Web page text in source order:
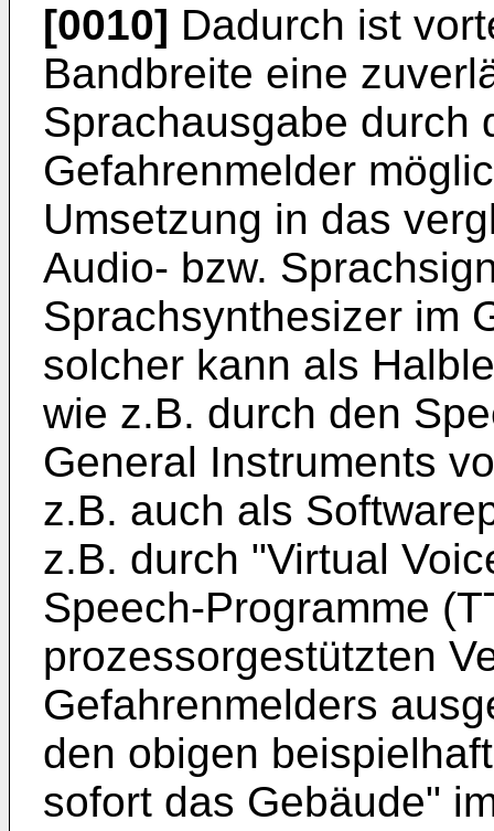
[0010] Dadurch ist
Bandbreite eine
Sprachausgabe durch
Gefahrenmelder
Umsetzung in das
Audio- bzw.
Sprachsynthesizer im
solcher kann als
wie z.B. durch den
General Instruments
z.B. auch als
z.B. durch "Virtual
Speech-Programme
prozessorgestützten
Gefahrenmelders
den obigen
sofort das Gebäude"